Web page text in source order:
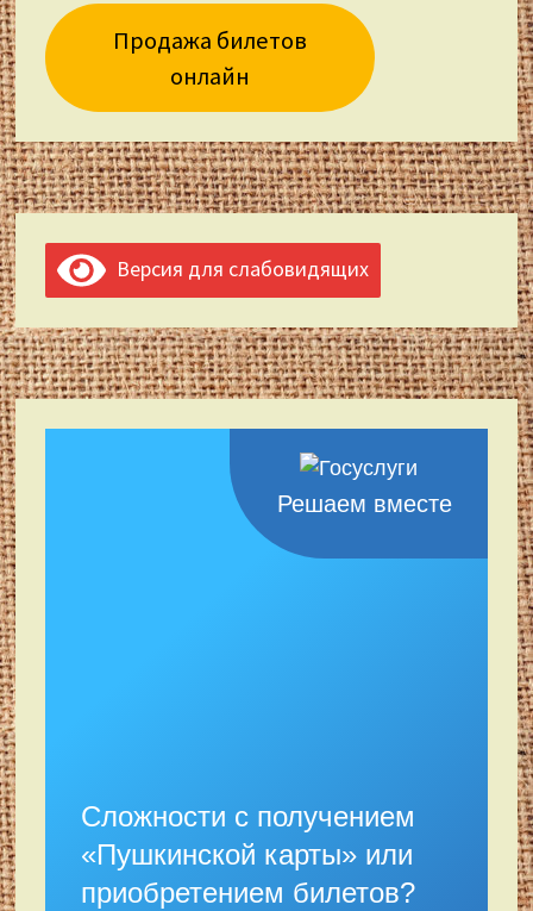
Продажа билетов
онлайн
Версия для слабовидящих
Решаем вместе
Сложности с получением
«Пушкинской карты» или
приобретением билетов?